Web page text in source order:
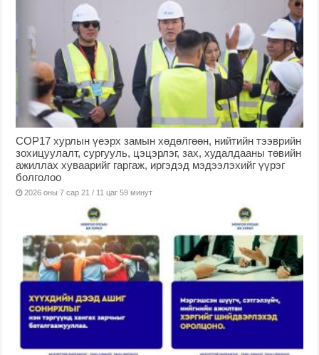
COP17 хурлын үеэрх замын хөдөлгөөн, нийтийн тээврийн
зохицуулалт, сургууль, цэцэрлэг, зах, худалдааны төвийн
ажиллах хуваарийг гаргаж, иргэдэд мэдээлэхийг үүрэг
болголоо
2026 оны 7 сар 21 / 11 цаг 59 минут